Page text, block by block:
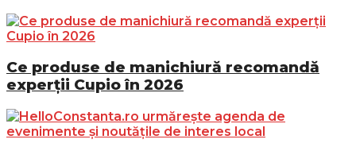
Ce produse de manichiură recomandă
experții Cupio în 2026